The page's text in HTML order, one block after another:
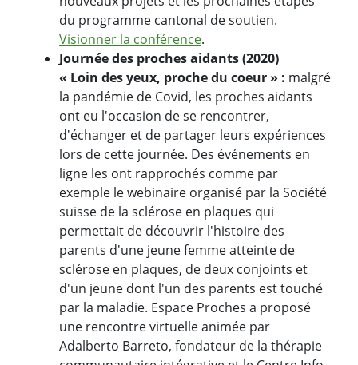
du programme cantonal de soutien.
Visionner la conférence.
Journée des proches aidants (2020)
« Loin des yeux, proche du coeur » : malgré
la pandémie de Covid, les proches aidants
ont eu l'occasion de se rencontrer,
d'échanger et de partager leurs expériences
lors de cette journée. Des événements en
ligne les ont rapprochés comme par
exemple le webinaire organisé par la Société
suisse de la sclérose en plaques qui
permettait de découvrir l'histoire des
parents d'une jeune femme atteinte de
sclérose en plaques, de deux conjoints et
d'un jeune dont l'un des parents est touché
par la maladie. Espace Proches a proposé
une rencontre virtuelle animée par
Adalberto Barreto, fondateur de la thérapie